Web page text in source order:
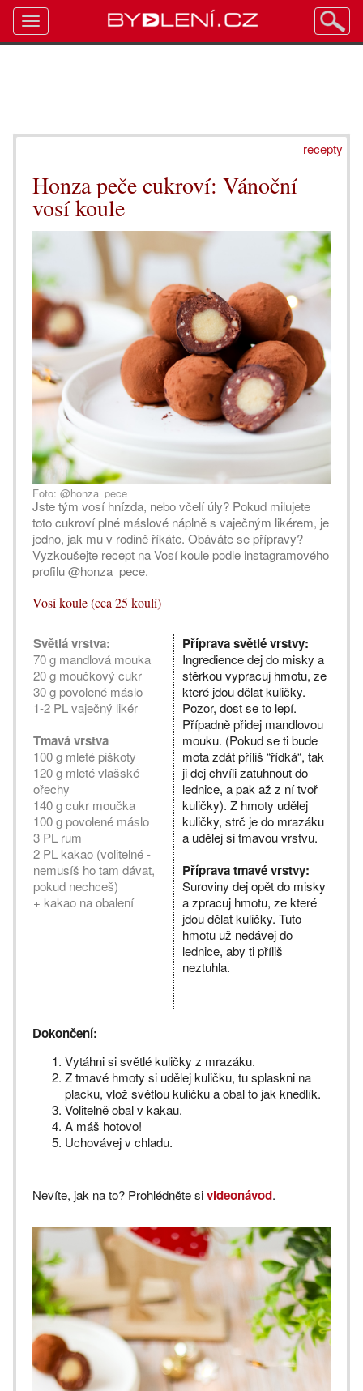
recepty
Honza peče cukroví: Vánoční
vosí koule
Foto: @honza_pece
Jste tým vosí hnízda, nebo včelí úly? Pokud milujete
toto cukroví plné máslové náplně s vaječným likérem, je
jedno, jak mu v rodině říkáte. Obáváte se přípravy?
Vyzkoušejte recept na Vosí koule podle instagramového
profilu @honza_pece.
Vosí koule (cca 25 koulí)
Světlá vrstva:
70 g mandlová mouka
20 g moučkový cukr
30 g povolené máslo
1-2 PL vaječný likér
Tmavá vrstva
100 g mleté piškoty
120 g mleté vlašské
ořechy
140 g cukr moučka
100 g povolené máslo
3 PL rum
2 PL kakao (volitelné -
nemusíš ho tam dávat,
pokud nechceš)
+ kakao na obalení
Příprava světlé vrstvy:
Ingredience dej do misky a
stěrkou vypracuj hmotu, ze
které jdou dělat kuličky.
Pozor, dost se to lepí.
Případně přidej mandlovou
mouku. (Pokud se ti bude
mota zdát příliš “řídká“, tak
ji dej chvíli zatuhnout do
lednice, a pak až z ní tvoř
kuličky). Z hmoty udělej
kuličky, strč je do mrazáku
a udělej si tmavou vrstvu.
Příprava tmavé vrstvy:
Suroviny dej opět do misky
a zpracuj hmotu, ze které
jdou dělat kuličky. Tuto
hmotu už nedávej do
lednice, aby ti příliš
neztuhla.
Dokončení:
Vytáhni si světlé kuličky z mrazáku.
Z tmavé hmoty si udělej kuličku, tu splaskni na
placku, vlož světlou kuličku a obal to jak knedlík.
Volitelně obal v kakau.
A máš hotovo!
Uchovávej v chladu.
Nevíte, jak na to? Prohlédněte sivideonávod.
Toggle
navigation